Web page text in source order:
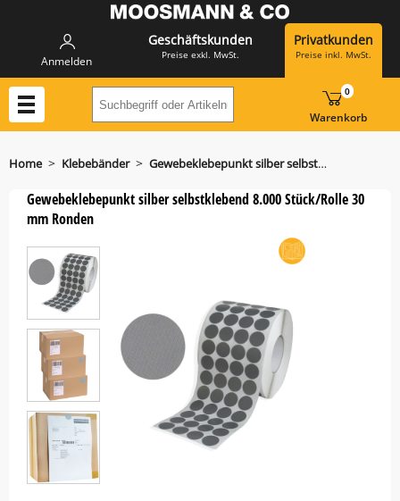
Anmelden
Geschäftskunden
Preise exkl. MwSt.
Privatkunden
Preise inkl. MwSt.
Suchbegriff oder Artikelnummer hier
Warenkorb
0
Home > Klebebänder > Gewebeklebepunkt silber selbstklebend
Gewebeklebepunkt silber selbstklebend 8.000 Stück/Rolle 30
mm Ronden